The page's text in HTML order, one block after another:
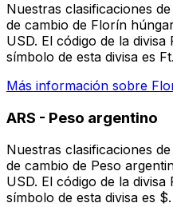
Nuestras clasificaciones
de cambio de Florín
USD. El código de la
símbolo de esta divisa es Ft.
Más información sobre
ARS - Peso argentino
Nuestras clasificaciones
de cambio de Peso
USD. El código de la
símbolo de esta divisa es $.